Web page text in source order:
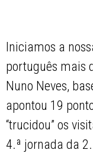
Iniciamos a
português mais
Nuno Neves,
apontou 19
“trucidou” os
4.ª jornada da